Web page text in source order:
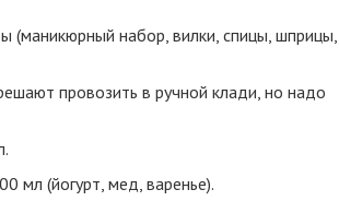
набор, вилки, спицы, шприцы,
провозить в ручной клади, но надо
мл (йогурт, мед, варенье).